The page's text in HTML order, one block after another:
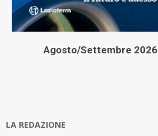
Agosto/Settembre 2026
LA REDAZIONE